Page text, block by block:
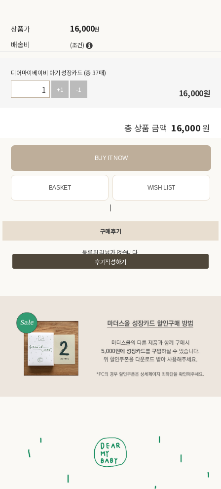
상품가 16,000원
배송비 (조건)
디어마이베이비 아기 성장카드 (총 37매)
+1
-1 16,000원
총 상품 금액 16,000원
BUY IT NOW
BASKET WISH LIST
|
구매후기
등록된 리뷰가 없습니다.
후기작성하기